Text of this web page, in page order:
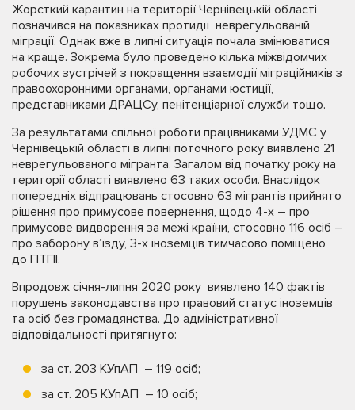
Жорсткий карантин на території Чернівецькій області
позначився на показниках протидії неврегульованій
міграції. Однак вже в липні ситуація почала змінюватися
на краще. Зокрема було проведено кілька міжвідомчих
робочих зустрічей з покращення взаємодії міграційників з
правоохоронними органами, органами юстиції,
представниками ДРАЦСу, пенітенціарної служби тощо.
За результатами спільної роботи працівниками УДМС у
Чернівецькій області в липні поточного року виявлено 21
неврегульованого мігранта. Загалом від початку року на
території області виявлено 63 таких особи. Внаслідок
попередніх відпрацювань стосовно 63 мігрантів прийнято
рішення про примусове повернення, щодо 4-х – про
примусове видворення за межі країни, стосовно 116 осіб –
про заборону в’їзду, 3-х іноземців тимчасово поміщено
до ПТПІ.
Впродовж січня-липня 2020 року виявлено 140 фактів
порушень законодавства про правовий статус іноземців
та осіб без громадянства. До адміністративної
відповідальності притягнуто:
за ст. 203 КУпАП – 119 осіб;
за ст. 205 КУпАП – 10 осіб;